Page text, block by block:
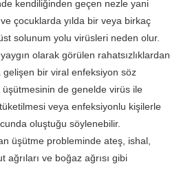
kendiliğinden geçen nezle yani
çocuklarda yılda bir veya birkaç
solunum yolu virüsleri neden olur.
olarak görülen rahatsızlıklardan
gelişen bir viral enfeksiyon söz
üşütmesinin de genelde virüs ile
veya enfeksiyonlu kişilerle
oluştuğu söylenebilir.
üşütme probleminde ateş, ishal,
ağrıları ve boğaz ağrısı gibi